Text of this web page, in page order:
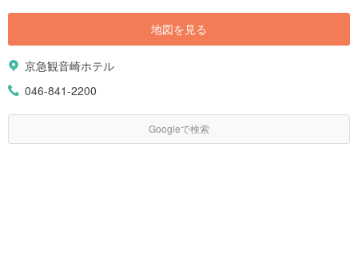
地図を見る
京急観音崎ホテル
046-841-2200
Googleで検索